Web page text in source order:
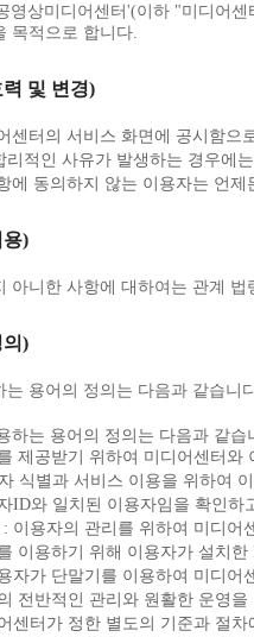
영상미디어센터'(이하 "미디어
목적으로 합니다.
및 변경)
센터의 서비스 화면에 공시함으
적인 사유가 발생하는 경우에
동의하지 않는 이용자는 언
용)
아니한 사항에 대하여는 관계
의)
는 용어의 정의는 다음과 같습니
하는 용어의 정의는 다음과 같습
제공받기 위하여 미디어센터와
식별과 서비스 이용을 위하여
ID와 일치된 이용자임을 확인
이용자의 관리를 위하여 미디
이용하기 위해 이용자가 설치
자가 단말기를 이용하여 미디
전반적인 관리와 원활한 운영
센터가 정한 별도의 기준과 절